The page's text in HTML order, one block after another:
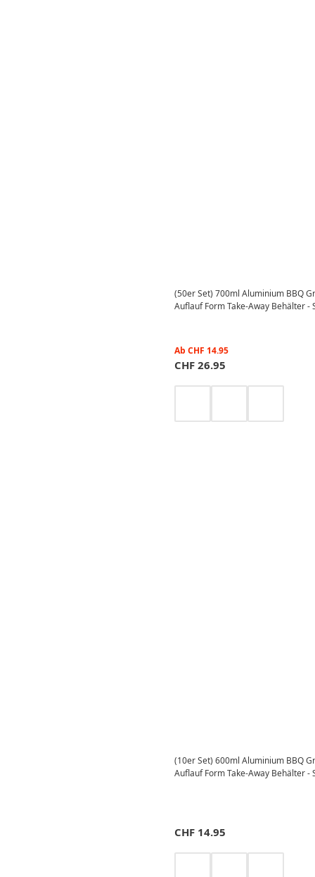
(50er Set) 700ml Aluminium BBQ
Auflauf Form Take-Away Behälter -
Ab CHF 14.95
CHF 26.95
(10er Set) 600ml Aluminium BBQ
Auflauf Form Take-Away Behälter -
CHF 14.95